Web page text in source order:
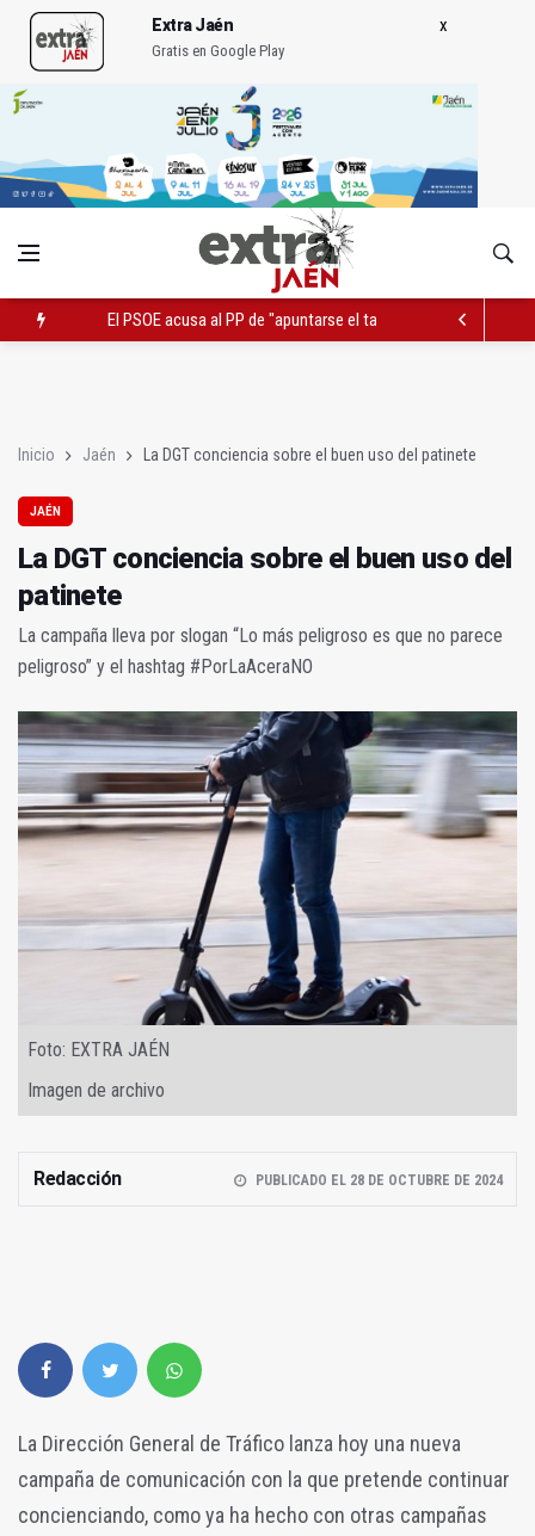
Extra Jaén
Gratis en Google Play
El PSOE acusa al PP de "apuntarse el tanto" de los datos de
Inicio Jaén La DGT conciencia sobre el buen uso del patinete
JAÉN
La DGT conciencia sobre el buen uso del
patinete
La campaña lleva por slogan “Lo más peligroso es que no parece
peligroso” y el hashtag #PorLaAceraNO
Foto: EXTRA JAÉN
Imagen de archivo
Redacción PUBLICADO EL 28 DE OCTUBRE DE 2024
La Dirección General de Tráfico lanza hoy una nueva
campaña de comunicación con la que pretende continuar
concienciando, como ya ha hecho con otras campañas